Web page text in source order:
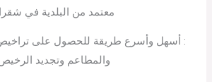
معتمد من البلدية في
: أسهل وأسرع طريقة للحصول على تراخيص
والمطاعم وتجديد